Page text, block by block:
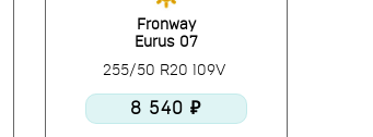
Fronway
Eurus 07
255/50 R20 109V
8 540 ₽